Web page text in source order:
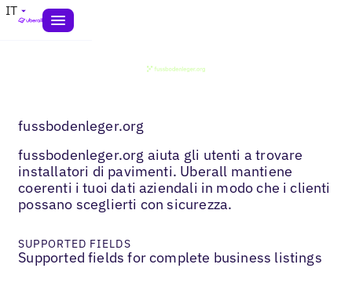
IT
fussbodenleger.org
fussbodenleger.org aiuta gli utenti a trovare
installatori di pavimenti. Uberall mantiene
coerenti i tuoi dati aziendali in modo che i clienti
possano sceglierti con sicurezza.
SUPPORTED FIELDS
Supported fields for complete business listings